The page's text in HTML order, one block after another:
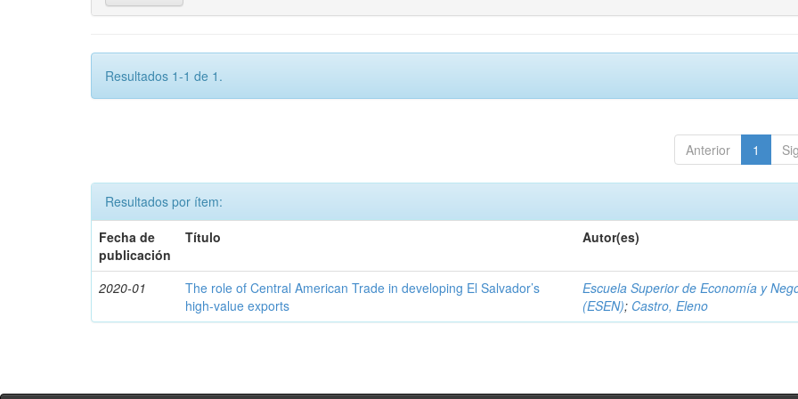
Resultados 1-1 de 1.
Anterior 1
Resultados por ítem:
Fecha de
publicación
Título Autor(es)
2020-01
The role of Central American Trade in developing El Salvador’s
high-value exports
Escuela Superior de Economía y
(ESEN); Castro, Eleno